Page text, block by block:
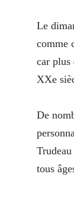
Le
comme
car plus
XXe
De
tous